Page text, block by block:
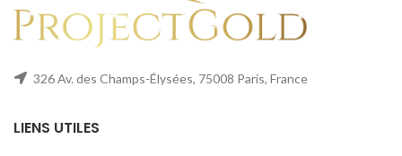
326 Av. des Champs-Élysées, 75008 Paris, France
LIENS UTILES